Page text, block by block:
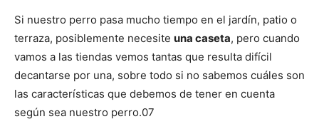
–
Razas
Si nuestro perro pasa mucho tiempo en el jardín, patio o
terraza, posiblemente necesite una caseta, pero cuando
vamos a las tiendas vemos tantas que resulta difícil
decantarse por una, sobre todo si no sabemos cuáles son
las características que debemos de tener en cuenta
según sea nuestro perro.07